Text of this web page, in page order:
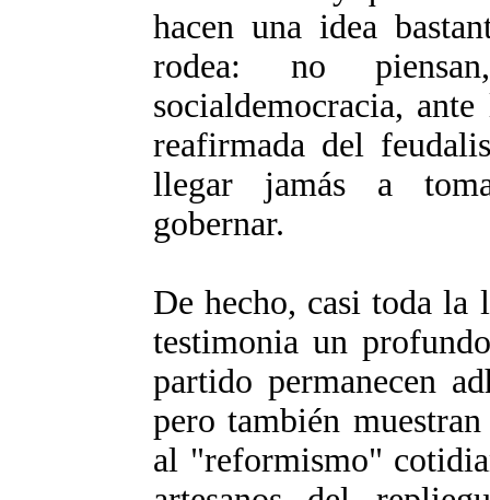
hacen una idea
rodea: no
socialdemocracia,
reafirmada del
llegar jamás a
gobernar.
De hecho, casi toda la
testimonia un
partido permanecen
pero también
al "reformismo"